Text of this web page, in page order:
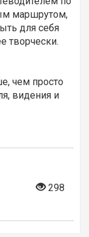
маршрутом,
для себя
творчески.
чем просто
видения и
298